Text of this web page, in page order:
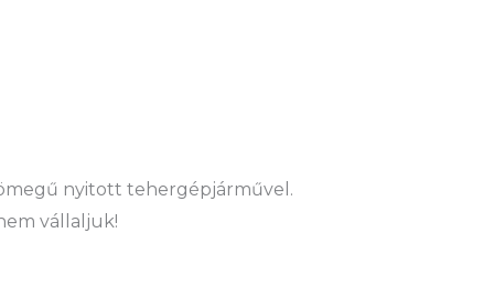
nyitott tehergépjárművel.
vállaljuk!